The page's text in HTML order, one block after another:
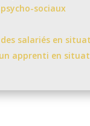
sociaux
salariés en
apprenti en